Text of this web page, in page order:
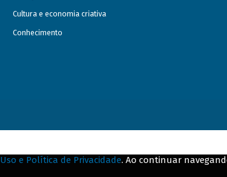
Cultura e economia criativa
Conhecimento
e Política de Privacidade. Ao continuar